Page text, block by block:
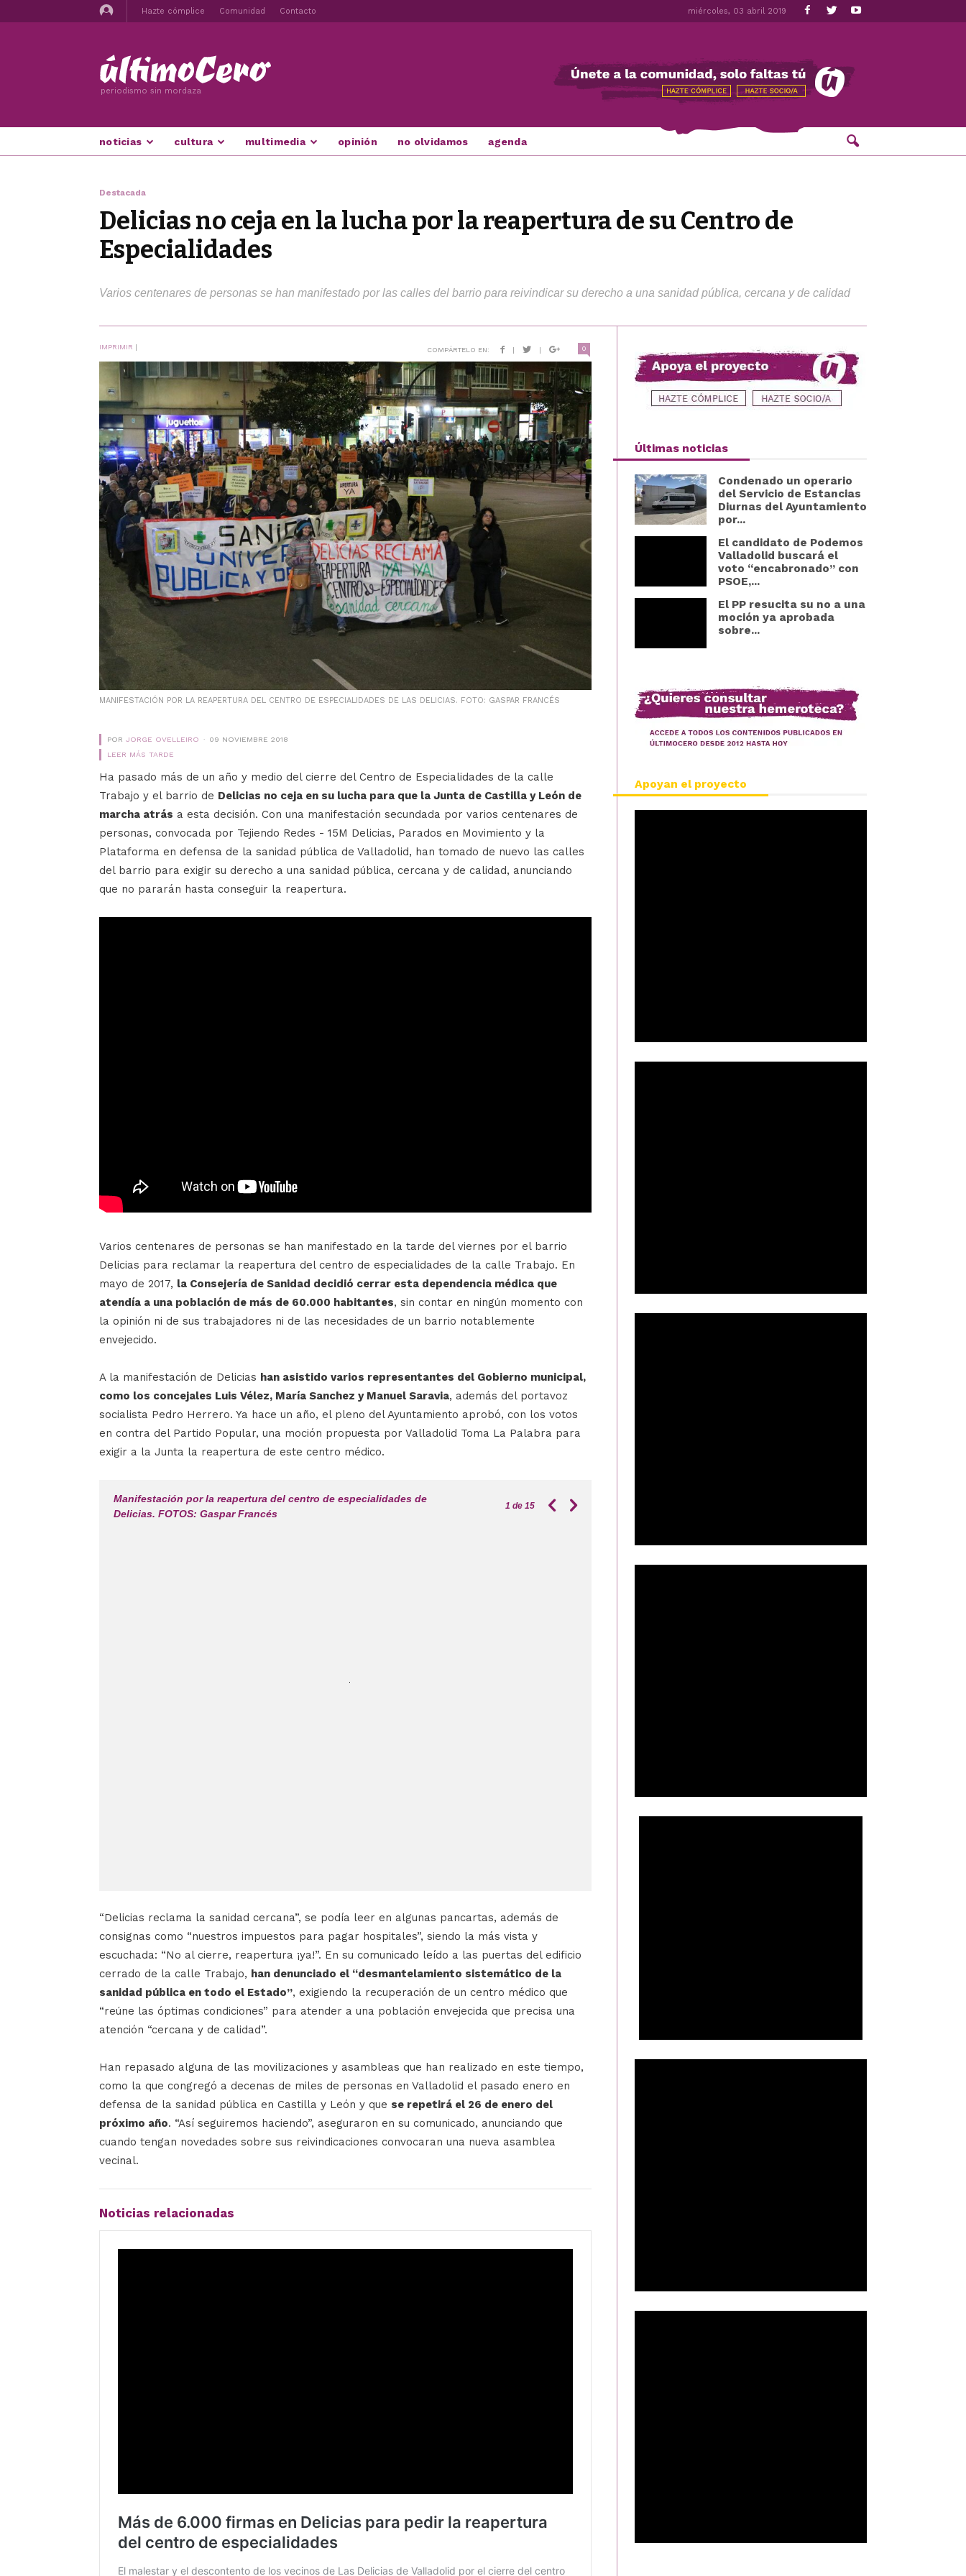
Hazte cómplice Comunidad Contacto miércoles, 03 abril 2019
periodismo sin mordaza
noticias cultura multimedia opinión no olvidamos agenda
Destacada
Delicias no ceja en la lucha por la reapertura de su Centro de
Especialidades
Varios centenares de personas se han manifestado por las calles del barrio para reivindicar su derecho a una sanidad pública, cercana y de calidad
IMPRIMIR | COMPÁRTELO EN: | | 0
MANIFESTACIÓN POR LA REAPERTURA DEL CENTRO DE ESPECIALIDADES DE LAS DELICIAS. FOTO: GASPAR FRANCÉS
POR JORGE OVELLEIRO
09 NOVIEMBRE 2018
LEER MÁS TARDE
Ha pasado más de un año y medio del cierre del Centro de Especialidades de la calle
Trabajo y el barrio de Delicias no ceja en su lucha para que la Junta de Castilla y León de
marcha atrás a esta decisión. Con una manifestación secundada por varios centenares de
personas, convocada por Tejiendo Redes - 15M Delicias, Parados en Movimiento y la
Plataforma en defensa de la sanidad pública de Valladolid, han tomado de nuevo las calles
del barrio para exigir su derecho a una sanidad pública, cercana y de calidad, anunciando
que no pararán hasta conseguir la reapertura.
Varios centenares de personas se han manifestado en la tarde del viernes por el barrio
Delicias para reclamar la reapertura del centro de especialidades de la calle Trabajo. En
mayo de 2017, la Consejería de Sanidad decidió cerrar esta dependencia médica que
atendía a una población de más de 60.000 habitantes, sin contar en ningún momento con
la opinión ni de sus trabajadores ni de las necesidades de un barrio notablemente
envejecido.
A la manifestación de Delicias han asistido varios representantes del Gobierno municipal,
como los concejales Luis Vélez, María Sanchez y Manuel Saravia, además del portavoz
socialista Pedro Herrero. Ya hace un año, el pleno del Ayuntamiento aprobó, con los votos
en contra del Partido Popular, una moción propuesta por Valladolid Toma La Palabra para
exigir a la Junta la reapertura de este centro médico.
Manifestación por la reapertura del centro de especialidades de
Delicias. FOTOS: Gaspar Francés
1 de 15
“Delicias reclama la sanidad cercana”, se podía leer en algunas pancartas, además de
consignas como “nuestros impuestos para pagar hospitales”, siendo la más vista y
escuchada: “No al cierre, reapertura ¡ya!”. En su comunicado leído a las puertas del edificio
cerrado de la calle Trabajo, han denunciado el “desmantelamiento sistemático de la
sanidad pública en todo el Estado”, exigiendo la recuperación de un centro médico que
“reúne las óptimas condiciones” para atender a una población envejecida que precisa una
atención “cercana y de calidad”.
Han repasado alguna de las movilizaciones y asambleas que han realizado en este tiempo,
como la que congregó a decenas de miles de personas en Valladolid el pasado enero en
defensa de la sanidad pública en Castilla y León y que se repetirá el 26 de enero del
próximo año. “Así seguiremos haciendo”, aseguraron en su comunicado, anunciando que
cuando tengan novedades sobre sus reivindicaciones convocaran una nueva asamblea
vecinal.
Noticias relacionadas
Últimas noticias
Condenado un operario
del Servicio de Estancias
Diurnas del Ayuntamiento
por...
El candidato de Podemos
Valladolid buscará el
voto “encabronado” con
PSOE,...
El PP resucita su no a una
moción ya aprobada
sobre...
Apoyan el proyecto